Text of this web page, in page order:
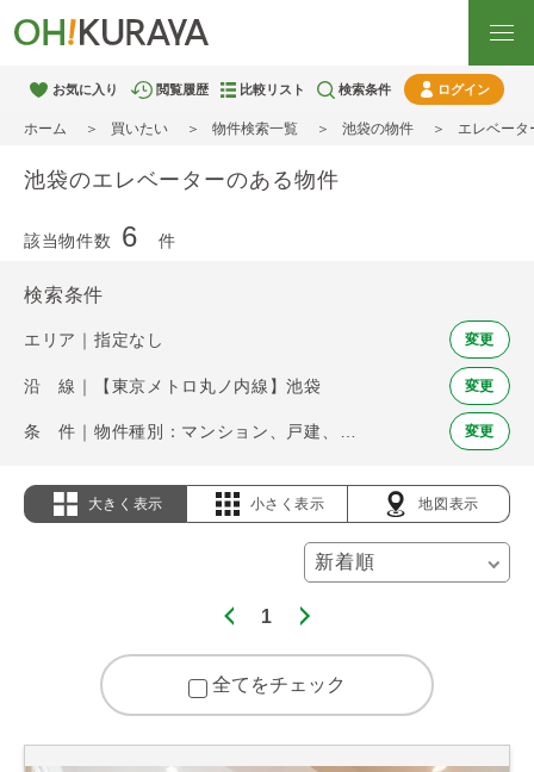
お気に入り 閲覧履歴 比較リスト 検索条件 ログイン
ホーム 買いたい 物件検索一覧 池袋の物件 エレベータ
池袋のエレベーターのある物件
該当物件数 6 件
検索条件
エリア｜指定なし 変更
沿 線｜【東京メトロ丸ノ内線】池袋 変更
変更
大きく表示 小さく表示 地図表示
1
全てをチェック